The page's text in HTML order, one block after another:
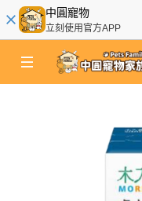
中圓寵物
立刻使用官方APP